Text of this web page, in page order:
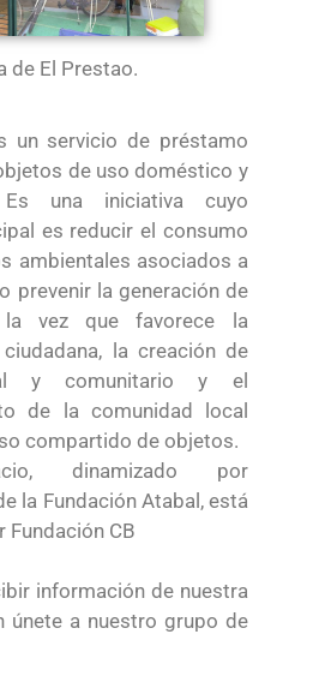
de El Prestao.
un servicio de préstamo
de uso doméstico y
Es una iniciativa cuyo
es reducir el consumo
ambientales asociados a
prevenir la generación de
vez que favorece la
la creación de
y comunitario y el
de la comunidad local
compartido de objetos.
dinamizado por
la Fundación Atabal, está
Fundación CB
información de nuestra
únete a nuestro grupo de